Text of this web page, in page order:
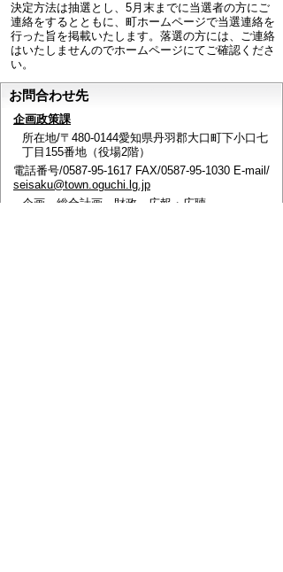
決定方法は抽選とし、5月末までに当選者の方にご
連絡をするとともに、町ホームページで当選連絡を
行った旨を掲載いたします。落選の方には、ご連絡
はいたしませんのでホームページにてご確認くださ
い。
お問合わせ先
企画政策課
所在地/〒480-0144愛知県丹羽郡大口町下小口七
丁目155番地（役場2階）
電話番号/0587-95-1617 FAX/0587-95-1030 E-mail/
seisaku@town.oguchi.lg.jp
企画、総合計画、財政、広報・広聴